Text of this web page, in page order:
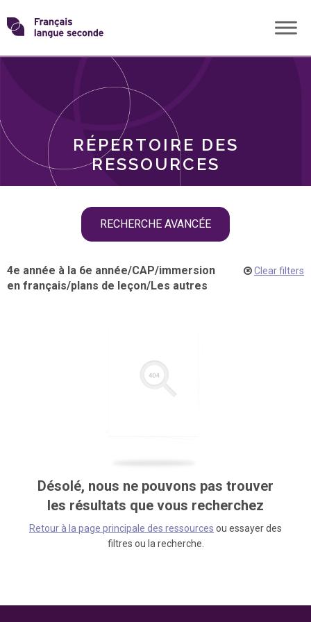
Skip
toTransformons
langue
RÉPERTOIRE DES
RESSOURCES
RECHERCHE AVANCÉE
THÈMES
4e année à la 6e année/CAP/immersion
en français/plans de leçon/Les autres
Clear filters
Désolé, nous ne pouvons pas trouver
les résultats que vous recherchez
Retour à la page principale des ressources ou essayer des
filtres ou la recherche.